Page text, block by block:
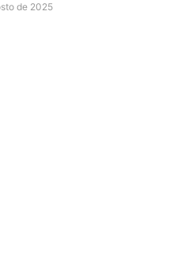
de 2025